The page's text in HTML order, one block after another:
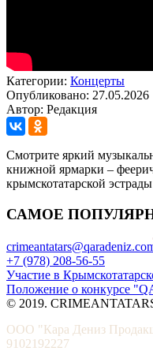
Категории: Концерты
Опубликовано: 27.05.2026
Автор: Редакция
Смотрите яркий
книжной ярмарки –
крымскотатарской
САМОЕ
+7 (978) 208-56-55
Участие в
Положение о конкурсе
© 2019.
ООО "Кара Дениз
9102192227